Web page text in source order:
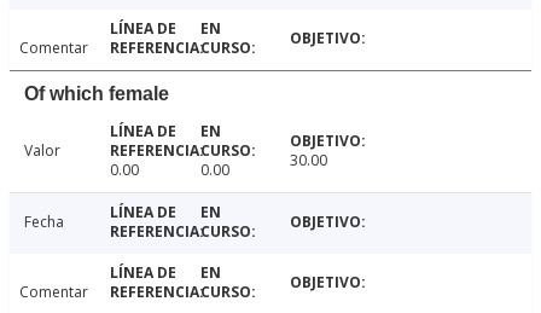
Comentar
Of which female
Valor
0.00
0.00 30.00
Fecha
Comentar